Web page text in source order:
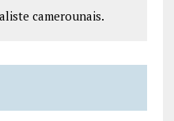
camerounais.